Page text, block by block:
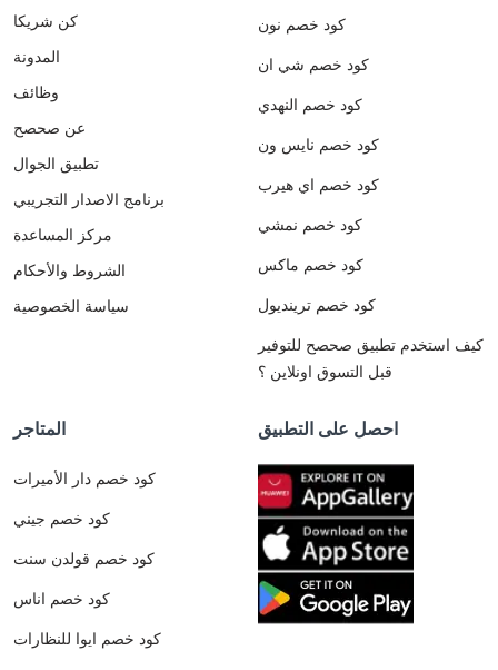
كن شريكا
المدونة
وظائف
عن صحصح
تطبيق الجوال
برنامج الاصدار التجريبي
مركز المساعدة
الشروط والأحكام
سياسة الخصوصية
كود خصم نون
كود خصم شي ان
كود خصم النهدي
كود خصم نايس ون
كود خصم اي هيرب
كود خصم نمشي
كود خصم ماكس
كود خصم ترينديول
كيف استخدم تطبيق صحصح للتوفير
قبل التسوق اونلاين ؟
المتاجر
كود خصم دار الأميرات
كود خصم جيني
كود خصم قولدن سنت
كود خصم اناس
كود خصم ايوا للنظارات
احصل على التطبيق